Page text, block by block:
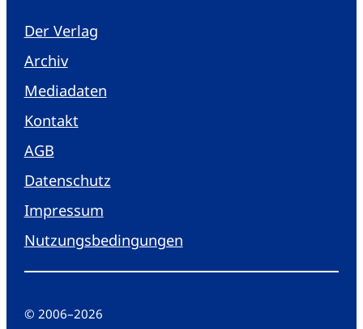
Der Verlag
Archiv
Mediadaten
Kontakt
AGB
Datenschutz
Impressum
Nutzungsbedingungen
© 2006–2026